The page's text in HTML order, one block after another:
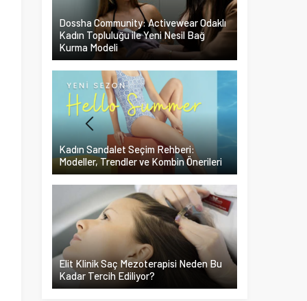
Dossha Community: Activewear Odaklı
Kadın Topluluğu ile Yeni Nesil Bağ
Kurma Modeli
Kadın Sandalet Seçim Rehberi:
Modeller, Trendler ve Kombin Önerileri
Elit Klinik Saç Mezoterapisi Neden Bu
Kadar Tercih Ediliyor?